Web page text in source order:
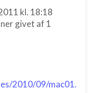
kl. 18:18
givet af 1
2010/09/mac01.